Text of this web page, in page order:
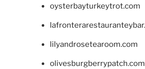
oysterbayturkeytrot.com
lilyandrosetearoom.com
olivesburgberrypatch.com